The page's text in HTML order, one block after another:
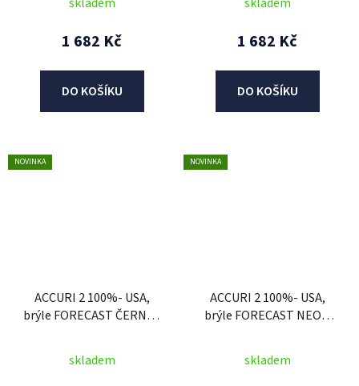
1 682 Kč
DO KOŠÍKU
1 682 Kč
DO KOŠÍKU
NOVINKA
ACCURI 2 100%- USA,
brýle FORECAST ČERNÉ -
skladem
NOVINKA
ACCURI 2 100%- USA,
brýle FORECAST NEON
skladem